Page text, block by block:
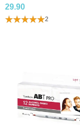
29.90
2